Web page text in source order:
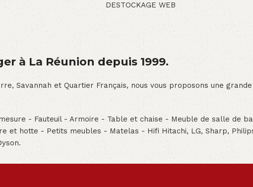
DESTOCKAGE WEB
à La Réunion depuis 1999.
Savannah et Quartier Français, nous vous proposons une
- Fauteuil - Armoire - Table et chaise - Meuble de salle de
hotte - Petits meubles - Matelas - Hifi Hitachi, LG, Sharp,